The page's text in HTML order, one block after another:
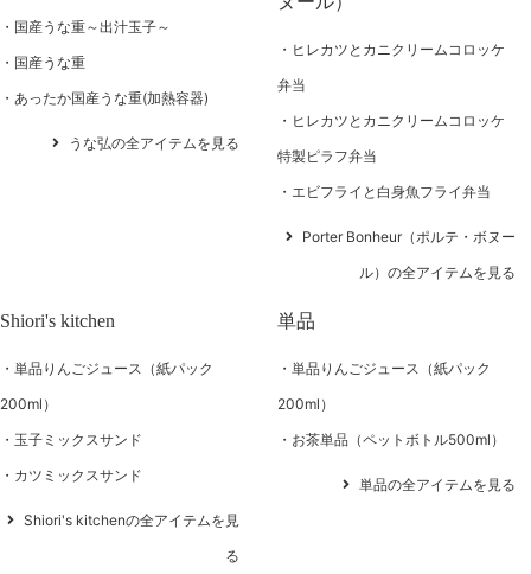
国産うな重～出汁玉子～
国産うな重
あったか国産うな重(加熱容器)
うな弘の全アイテムを見る
ヒレカツとカニクリームコロッケ
弁当
ヒレカツとカニクリームコロッケ
特製ピラフ弁当
エビフライと白身魚フライ弁当
Porter Bonheur（ポルテ・ボヌー
ル）の全アイテムを見る
Shiori's kitchen
単品りんごジュース（紙パック
200ml）
玉子ミックスサンド
カツミックスサンド
Shiori's kitchenの全アイテムを見
る
単品
単品りんごジュース（紙パック
200ml）
お茶単品（ペットボトル500ml）
単品の全アイテムを見る